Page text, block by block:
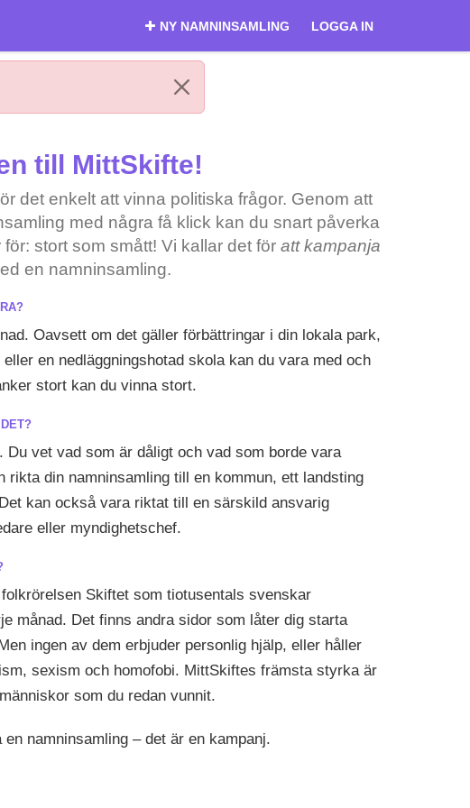
NY NAMNINSAMLING LOGGA IN
till MittSkifte!
det enkelt att vinna politiska frågor. Genom att
med några få klick kan du snart påverka
stort som smått! Vi kallar det för att kampanja
en namninsamling.
Oavsett om det gäller förbättringar i din lokala park,
en nedläggningshotad skola kan du vara med och
stort kan du vinna stort.
Du vet vad som är dåligt och vad som borde vara
rikta din namninsamling till en kommun, ett landsting
kan också vara riktat till en särskild ansvarig
eller myndighetschef.
Skiftet som tiotusentals svenskar
månad. Det finns andra sidor som låter dig starta
ingen av dem erbjuder personlig hjälp, eller håller
sexism och homofobi. MittSkiftes främsta styrka är
som du redan vunnit.
en namninsamling – det är en kampanj.